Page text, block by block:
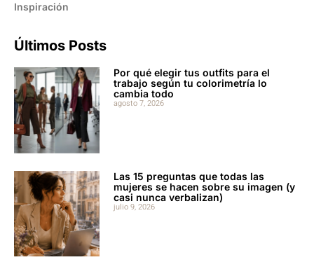
Inspiración
Últimos Posts
Por qué elegir tus outfits para el
trabajo según tu colorimetría lo
cambia todo
agosto 7, 2026
Las 15 preguntas que todas las
mujeres se hacen sobre su imagen (y
casi nunca verbalizan)
julio 9, 2026